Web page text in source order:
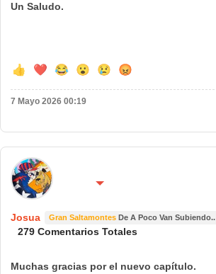
Un Saludo.
👍 ❤️ 😂 😮 😢 😡
7 Mayo 2026 00:19
Josua Gran Saltamontes De A Poco Van Subiendo..
279 Comentarios Totales
Muchas gracias por el nuevo capítulo.